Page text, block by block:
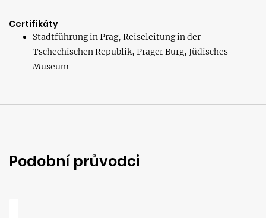
Certifikáty
Stadtführung in Prag, Reiseleitung in der
Tschechischen Republik, Prager Burg, Jüdisches
Museum
Podobní průvodci